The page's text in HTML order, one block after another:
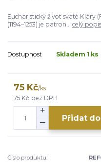
Eucharistický život svaté Kláry
(1194–1253) je patron... celý popis
Dostupnost Skladem 1 ks
75 Kč/ks
75 Kč bez DPH
Přidat
Číslo produktu: